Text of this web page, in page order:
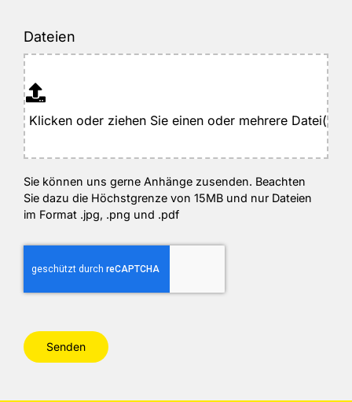
Dateien
Sie können uns gerne Anhänge zusenden. Beachten
Sie dazu die Höchstgrenze von 15MB und nur Dateien
im Format .jpg, .png und .pdf
Senden